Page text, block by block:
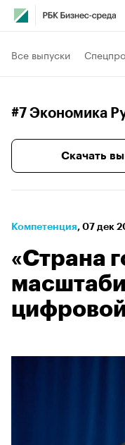
Все выпуски
#7 Экономика
Скачать
Компетенция⁠, 07 дек
«Страна